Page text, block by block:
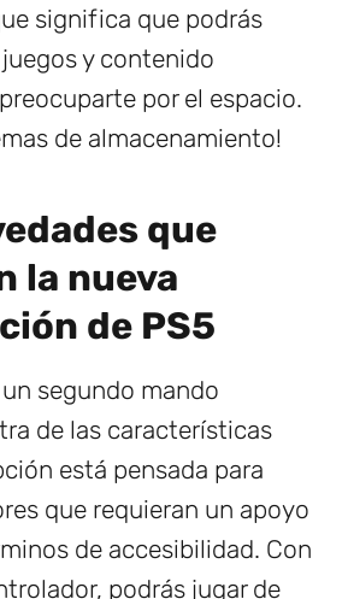
significa que podrás
y contenido
por el espacio.
de almacenamiento!
que
la nueva
de PS5
segundo mando
de las características
está pensada para
que requieran un apoyo
de accesibilidad. Con
podrás jugar de